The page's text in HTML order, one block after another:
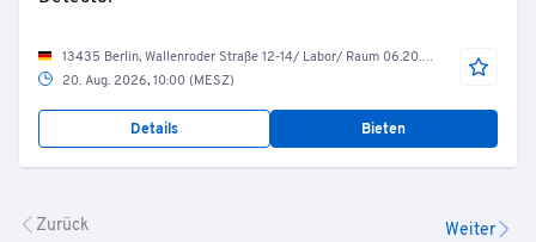
13435 Berlin, Wallenroder Straße 12-14/ Labor/ Raum 06.20.26 Messraum HPLC 2
20. Aug. 2026, 10:00 (MESZ)
Details Bieten
Zurück Weiter